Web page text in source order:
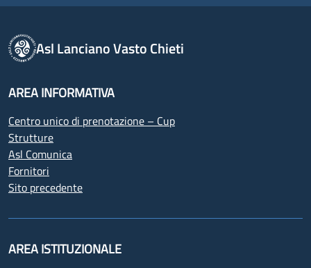
Asl Lanciano Vasto Chieti
AREA INFORMATIVA
Centro unico di prenotazione – Cup
Strutture
Asl Comunica
Fornitori
Sito precedente
AREA ISTITUZIONALE